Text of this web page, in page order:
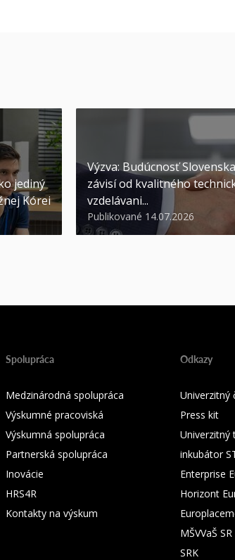
jediný
Kórei
Výzva: Budúcnosť Slovenska
závisí od kvalitného
vzdelávani...
Publikované 14.07.2026
Spolupráca
Medzinárodná spolupráca
Výskumné pracoviská
Výskumná spolupráca
Partnerská spolupráca
Inovácie
HRS4R
Kontakty na výskum
Odkazy
Univerzitný
Press kit
Univerzitný
inkubátor
Enterprise
Horizont
MŠVVaŠ SR
SRK